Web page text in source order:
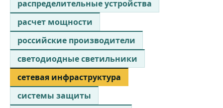
распределительные устройства
расчет мощности
российские производители
светодиодные светильники
сетевая инфраструктура
системы защиты